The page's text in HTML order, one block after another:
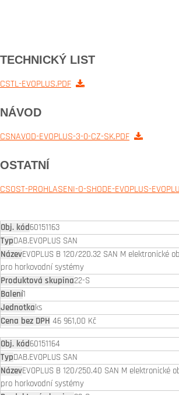
TECHNICKÝ LIST
CSTL-EVOPLUS.PDF
NÁVOD
CSNAVOD-EVOPLUS-3-0-CZ-SK.PDF
OSTATNÍ
CSOST-PROHLASENI-O-SHODE-EVOPLUS-
60151163
DAB.EVOPLUS SAN
EVOPLUS B 120/220.32 SAN M elektronické
pro horkovodní systémy
22-S
1
ks
46 961,00 Kč
60151164
DAB.EVOPLUS SAN
EVOPLUS B 120/250.40 SAN M elektronické
pro horkovodní systémy